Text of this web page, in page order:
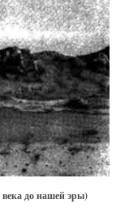
до нашей эры)